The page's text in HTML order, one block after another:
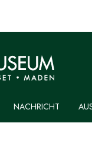
NACHRICHT